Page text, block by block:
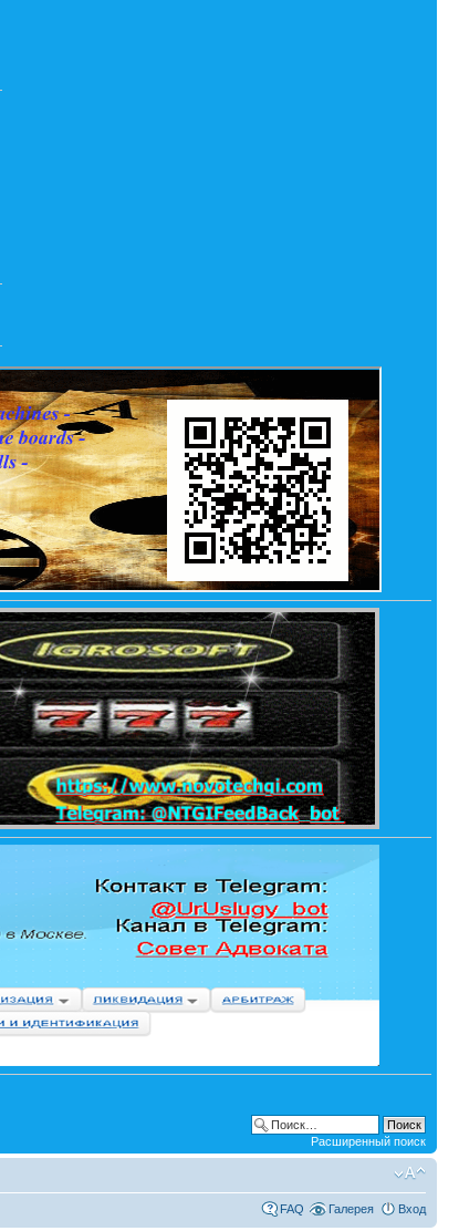
Расширенный поиск
FAQ Галерея Вход